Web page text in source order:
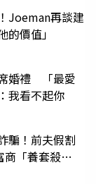
Joeman再談建
價值」
婚禮 「最愛
我看不起你
騙！前夫假割
商「養套殺